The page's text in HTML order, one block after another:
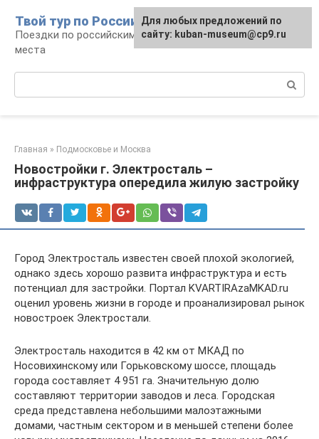
контенту
Твой тур по России
Поездки по российским городам, маршруты и
места
Главная » Подмосковье и Москва
Новостройки г. Электросталь –
инфраструктура опередила жилую застройку
Город Электросталь известен своей плохой экологией,
однако здесь хорошо развита инфраструктура и есть
потенциал для застройки. Портал KVARTIRAzaMKAD.ru
оценил уровень жизни в городе и проанализировал рынок
новостроек Электростали.
Электросталь находится в 42 км от МКАД по
Носовихинскому или Горьковскому шоссе, площадь
города составляет 4 951 га. Значительную долю
составляют территории заводов и леса. Городская
среда представлена небольшими малоэтажными
домами, частным сектором и в меньшей степени более
Для любых предложений по
сайту: kuban-museum@cp9.ru